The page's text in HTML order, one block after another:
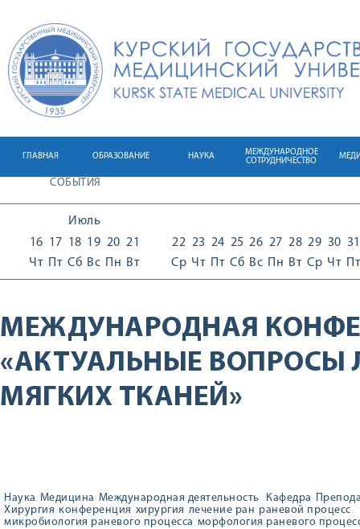
ГЛАВНАЯ ОБРАЗОВАНИЕ НАУКА
МЕЖДУНАРОДНОЕ
СОТРУДНИЧЕСТВО
СОБЫТИЯ
Июль
16
Чт
17
Пт
18
Сб
19
Вс
20
Пн
21
Вт
22
Ср
23
Чт
24
Пт
25
Сб
26
Вс
27
Пн
28
Вт
29
Ср
30
Чт
31
Пт
МЕЖДУНАРОДНАЯ
«АКТУАЛЬНЫЕ ВОПРОСЫ
МЯГКИХ ТКАНЕЙ»
Наука Медицина Международная деятельность Кафедра
Хирургия конференция хирургия лечение ран раневой процесс
микробиология раневого процесса морфология раневого